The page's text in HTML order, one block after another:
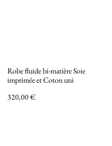
Robe fluide bi-matière Soie
imprimée et Coton uni
320,00 €